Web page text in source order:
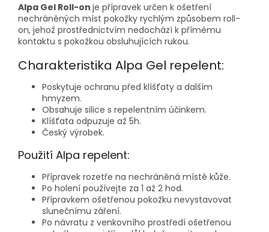
Alpa Gel Roll-on je přípravek určen k ošetření
nechráněných míst pokožky rychlým způsobem roll-
on, jehož prostřednictvím nedochází k přímému
kontaktu s pokožkou obsluhujících rukou.
Charakteristika Alpa Gel repelent:
Poskytuje ochranu před klíšťaty a dalším
hmyzem.
Obsahuje silice s repelentním účinkem.
Klíšťata odpuzuje až 5h.
Český výrobek.
Použití Alpa repelent:
Přípravek rozetře na nechráněná místě kůže.
Po holení používejte za 1 až 2 hod.
Přípravkem ošetřenou pokožku nevystavovat
slunečnímu záření.
Po návratu z venkovního prostředí ošetřenou